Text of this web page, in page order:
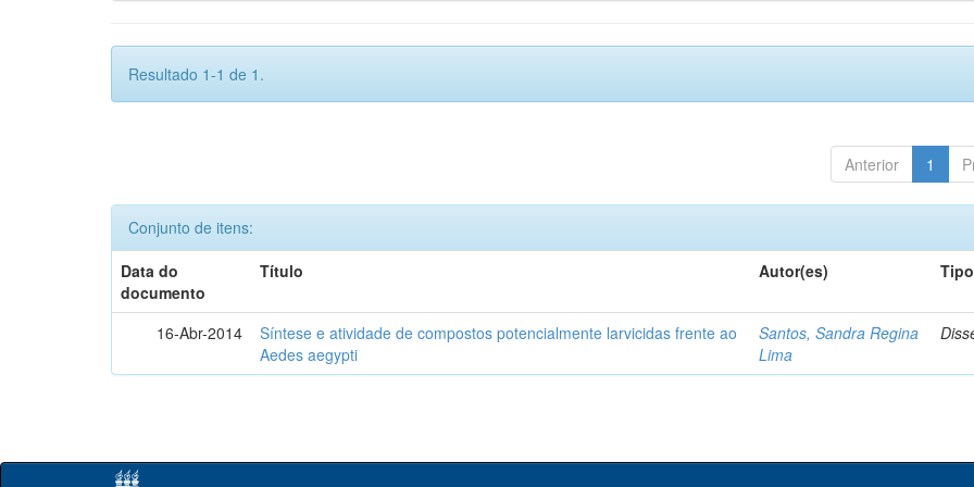
Resultado 1-1 de 1.
Anterior 1
Conjunto de itens:
Data do
documento
Título Autor(es) Tipo
16-Abr-2014
Síntese e atividade de compostos potencialmente larvicidas frente ao
Aedes aegypti
Santos, Sandra Regina
Lima